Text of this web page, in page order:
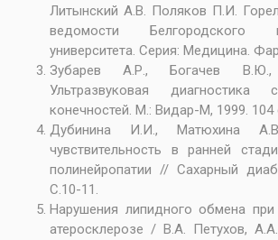
Литынский А.В. Поляков П.И.
ведомости Белгородского
университета. Серия: Медицина.
Зубарев А.Р., Богачев
Ультразвуковая диагностика
конечностей. М.: Видар-М, 1999. 104
Дубинина И.И., Матюхина
чувствительность в ранней
полинейропатии // Сахарный
С.10-11.
Нарушения липидного обмена
атеросклерозе / B.А. Петухов,